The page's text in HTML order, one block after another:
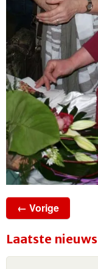
← Vorige
Laatste nieuws